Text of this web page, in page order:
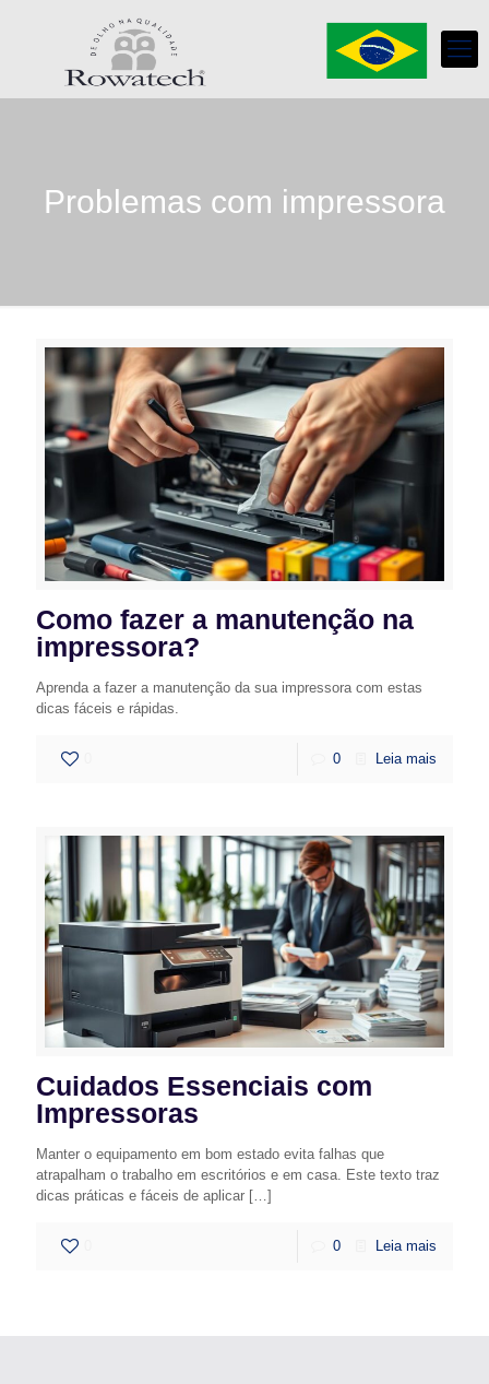
Problemas com impressora
Como fazer a manutenção na
impressora?
Aprenda a fazer a manutenção da sua impressora com estas
dicas fáceis e rápidas.
0 Leia mais
Cuidados Essenciais com
Impressoras
Manter o equipamento em bom estado evita falhas que
atrapalham o trabalho em escritórios e em casa. Este texto traz
dicas práticas e fáceis de aplicar […]
0 Leia mais